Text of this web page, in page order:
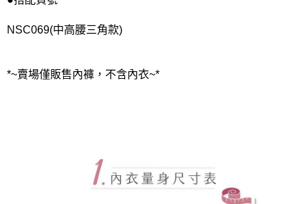
NSC069(中高腰三角款)
*~賣場僅販售內褲，不含內衣~*